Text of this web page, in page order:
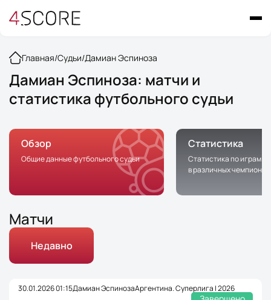
Главная/Судьи/Дамиан Эспиноза
Дамиан Эспиноза: матчи и
статистика футбольного судьи
Обзор
Общие данные футбольного судьи
Статистика
Статистика по играм с
в различных
Матчи
Недавно
30.01.2026 01:15Дамиан ЭспинозаАргентина. Суперлига | 2026